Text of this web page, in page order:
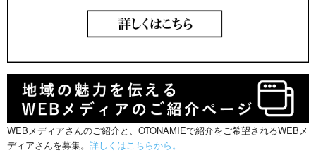
WEBメディアさんのご紹介と、OTONAMIEで紹介をご希望されるWEBメ
ディアさんを募集。 詳しくはこちらから。